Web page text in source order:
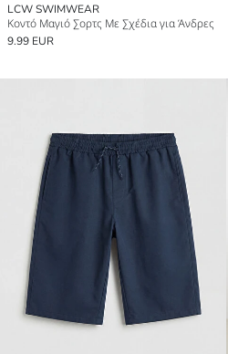
LCW SWIMWEAR
Κοντό Μαγιό Σορτς Με Σχέδια για Άνδρες
9.99 EUR